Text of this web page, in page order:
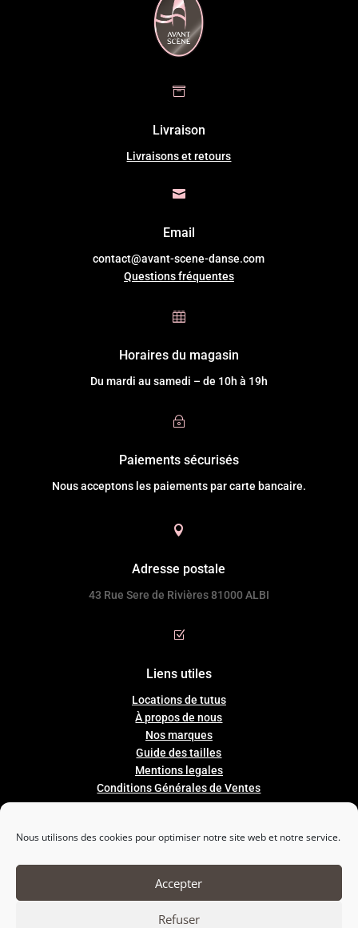
Nous utilisons des cookies pour optimiser notre site web et notre service.
Accepter
Refuser

Livraison
Livraisons et retours

Email
contact@avant-scene-danse.com
Questions fréquentes

Horaires du magasin
Du mardi au samedi – de 10h à 19h
~
Paiements sécurisés
Nous acceptons les paiements par carte bancaire.

Adresse postale
43 Rue Sere de Rivières 81000 ALBI
Z
Liens utiles
Locations de tutus
À propos de nous
Nos marques
Guidedestailles
Mentions legales
Conditions Générales de Ventes

Nous suivre